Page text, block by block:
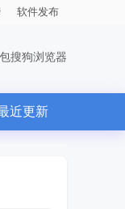
软件发布
搜狗浏览器
近更新